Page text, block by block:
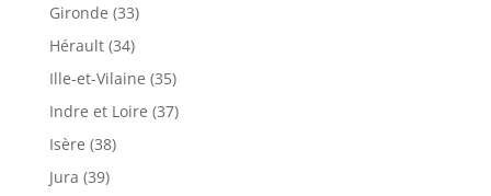
Gironde (33)
Hérault (34)
Ille-et-Vilaine (35)
Indre et Loire (37)
Isère (38)
Jura (39)